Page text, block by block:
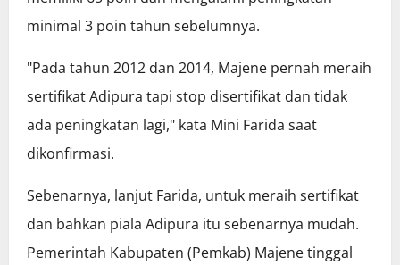
minimal 3 poin tahun sebelumnya.
"Pada tahun 2012 dan 2014, Majene pernah meraih
sertifikat Adipura tapi stop disertifikat dan tidak
ada peningkatan lagi," kata Mini Farida saat
dikonfirmasi.
Sebenarnya, lanjut Farida, untuk meraih sertifikat
dan bahkan piala Adipura itu sebenarnya mudah.
Pemerintah Kabupaten (Pemkab) Majene tinggal